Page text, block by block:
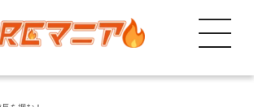
Menu